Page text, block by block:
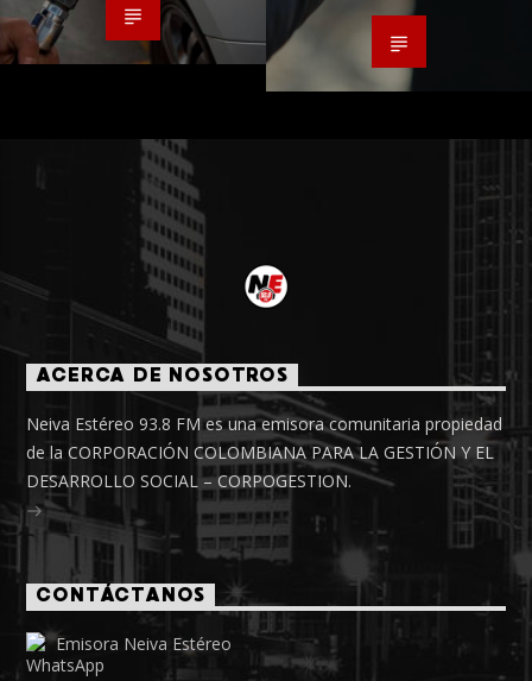
ACERCA DE NOSOTROS
Neiva Estéreo 93.8 FM es una emisora comunitaria propiedad
de la CORPORACIÓN COLOMBIANA PARA LA GESTIÓN Y EL
DESARROLLO SOCIAL – CORPOGESTION.
CONTÁCTANOS
Emisora Neiva Estéreo